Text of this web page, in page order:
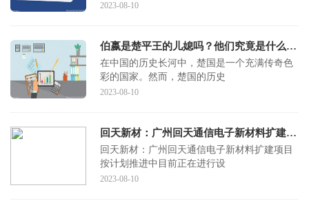
2023-08-10
伯嬴是楚平王的儿媳吗？他们究竟是什么关系？
在中国的历史长河中，楚国是一个充满传奇色
彩的国家。然而，楚国的历史
2023-08-10
回天新材：广州回天通信电子新材料扩建项目按计划推进中 目前正在进行设备安装调试及试产工作
回天新材：广州回天通信电子新材料扩建项目
按计划推进中目前正在进行设
2023-08-10